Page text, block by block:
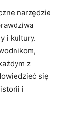
narzędzie
i kultury.
z
się
i